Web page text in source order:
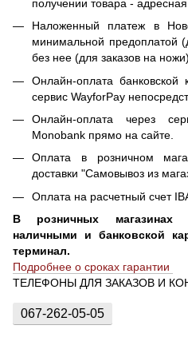
получении товара -
Наложенный платеж в
минимальной предоплатой
без нее (для заказов на ножи).
Онлайн-оплата банковской
сервис WayforPay
Онлайн-оплата через
Monobank прямо на сайте.
Оплата в розничном
доставки "Самовывоз из
Оплата на расчетный счет
В розничных магазинах
наличными и банковской
терминал.
Подробнее о сроках гарантии
ТЕЛЕФОНЫ ДЛЯ ЗАКАЗОВ И
067-262-05-05